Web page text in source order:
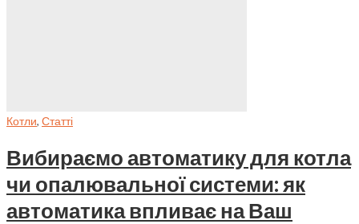
Котли, Статті
Вибираємо автоматику для котла
чи опалювальної системи: як
автоматика впливає на Ваш